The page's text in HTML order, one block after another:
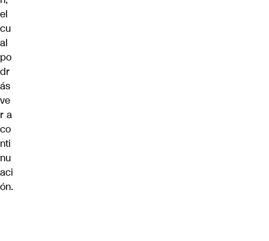
el
cu
al
po
dr
ás
ve
r a
co
nti
nu
aci
ón.